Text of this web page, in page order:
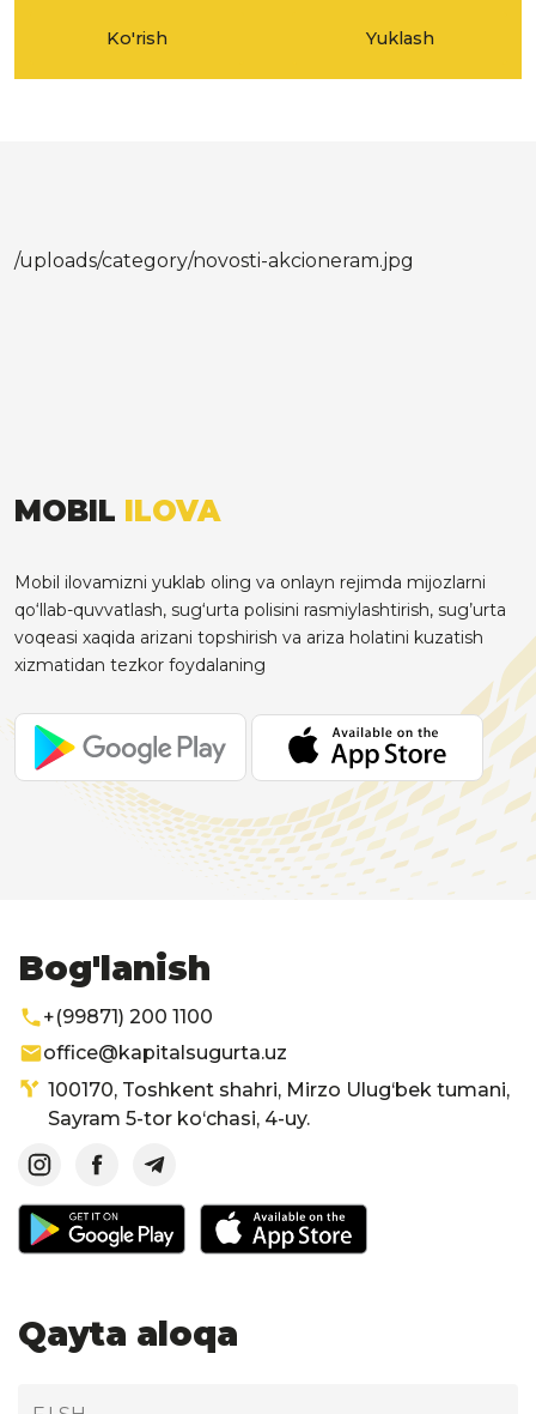
Ko'rish Yuklash
/uploads/category/novosti-akcioneram.jpg
MOBIL ILOVA
Mobil ilovamizni yuklab oling va onlayn rejimda mijozlarni
qo‘llab-quvvatlash, sug‘urta polisini rasmiylashtirish, sug’urta
voqeasi xaqida arizani topshirish va ariza holatini kuzatish
xizmatidan tezkor foydalaning
Bog'lanish
+(99871) 200 1100
office@kapitalsugurta.uz
100170, Toshkent shahri, Mirzo Ulug‘bek tumani,
Sayram 5-tor ko‘chasi, 4-uy.
Qayta aloqa